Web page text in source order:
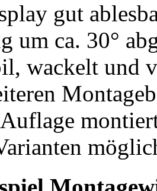
gut
um ca. 30°
wackelt und